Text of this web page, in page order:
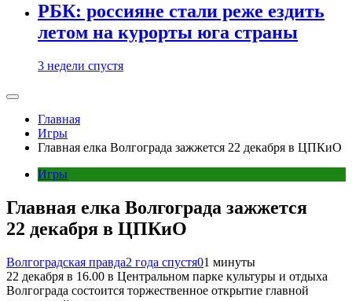
РБК: россияне стали реже ездить
летом на курорты юга страны
3 недели спустя
Главная
Игры
Главная елка Волгограда зажжется 22 декабря в ЦПКиО
Игры
Главная елка Волгограда зажжется
22 декабря в ЦПКиО
Волгоградская правда2 года спустя01 минуты
22 декабря в 16.00 в Центральном парке культуры и отдыха
Волгограда состоится торжественное открытие главной